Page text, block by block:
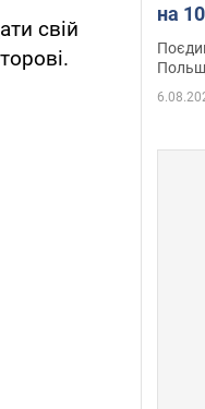
свій
на
Відео